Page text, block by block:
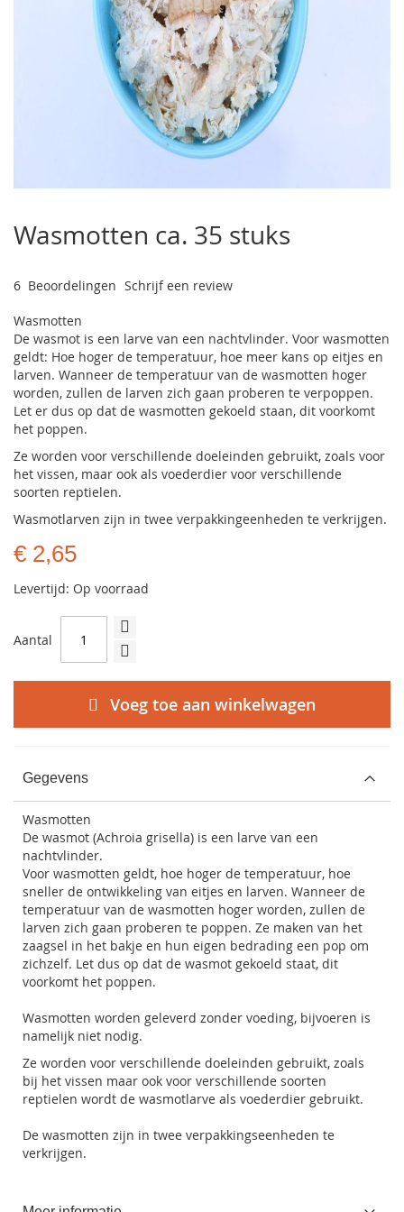
het
begin
de
gallerij
Wasmotten ca. 35 stuks
6 Beoordelingen Schrijf een review
Wasmotten
De wasmot is een larve van een nachtvlinder. Voor wasmotten
geldt: Hoe hoger de temperatuur, hoe meer kans op eitjes en
larven. Wanneer de temperatuur van de wasmotten hoger
worden, zullen de larven zich gaan proberen te verpoppen.
Let er dus op dat de wasmotten gekoeld staan, dit voorkomt
het poppen.
Ze worden voor verschillende doeleinden gebruikt, zoals voor
het vissen, maar ook als voederdier voor verschillende
soorten reptielen.
Wasmotlarven zijn in twee verpakkingeenheden te verkrijgen.
€ 2,65
Levertijd: Op voorraad
Aantal
Voeg toe aan winkelwagen
Gegevens
Wasmotten
De wasmot (Achroia grisella) is een larve van een
nachtvlinder.
Voor wasmotten geldt, hoe hoger de temperatuur, hoe
sneller de ontwikkeling van eitjes en larven. Wanneer de
temperatuur van de wasmotten hoger worden, zullen de
larven zich gaan proberen te poppen. Ze maken van het
zaagsel in het bakje en hun eigen bedrading een pop om
zichzelf. Let dus op dat de wasmot gekoeld staat, dit
voorkomt het poppen.
Wasmotten worden geleverd zonder voeding, bijvoeren is
namelijk niet nodig.
Ze worden voor verschillende doeleinden gebruikt, zoals
bij het vissen maar ook voor verschillende soorten
reptielen wordt de wasmotlarve als voederdier gebruikt.
De wasmotten zijn in twee verpakkingseenheden te
verkrijgen.